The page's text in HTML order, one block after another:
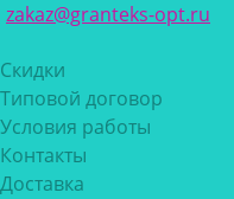
zakaz@granteks-opt.ru
Скидки
Типовой договор
Условия работы
Контакты
Доставка